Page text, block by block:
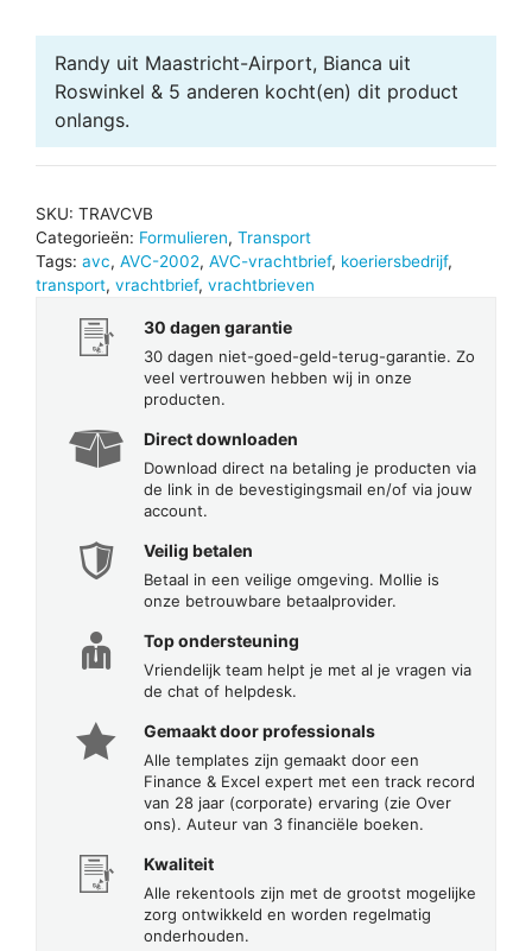
aantal
Randy uit Maastricht-Airport, Bianca uit
Roswinkel & 5 anderen kocht(en) dit product
onlangs.
SKU: TRAVCVB
Categorieën: Formulieren, Transport
Tags: avc, AVC-2002, AVC-vrachtbrief, koeriersbedrijf,
transport, vrachtbrief, vrachtbrieven
30 dagen garantie
30 dagen niet-goed-geld-terug-garantie. Zo
veel vertrouwen hebben wij in onze
producten.
Direct downloaden
Download direct na betaling je producten via
de link in de bevestigingsmail en/of via jouw
account.
Veilig betalen
Betaal in een veilige omgeving. Mollie is
onze betrouwbare betaalprovider.
Top ondersteuning
Vriendelijk team helpt je met al je vragen via
de chat of helpdesk.
Gemaakt door professionals
Alle templates zijn gemaakt door een
Finance & Excel expert met een track record
van 28 jaar (corporate) ervaring (zie Over
ons). Auteur van 3 financiële boeken.
Kwaliteit
Alle rekentools zijn met de grootst mogelijke
zorg ontwikkeld en worden regelmatig
onderhouden.